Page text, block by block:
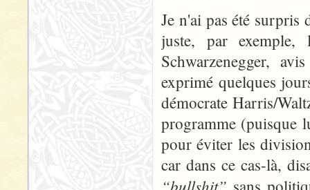
Je n'ai pas été surpris
juste, par
Schwarzenegger,
exprimé quelques
démocrate Harris/
programme (puisque
pour éviter les
car dans ce cas-là,
“bullshit” sans